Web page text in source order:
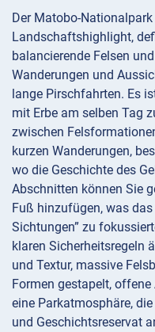
Der Matobo-
Landschaftshighlight,
balancierende Felsen
Wanderungen und
lange Pirschfahrten. Es
mit Erbe am selben Tag
zwischen
kurzen Wanderungen,
wo die Geschichte des
Abschnitten können Sie
Fuß hinzufügen, was
Sichtungen” zu
klaren Sicherheitsregeln
und Textur, massive
Formen gestapelt,
eine Parkatmosphäre,
und Geschichtsreservat